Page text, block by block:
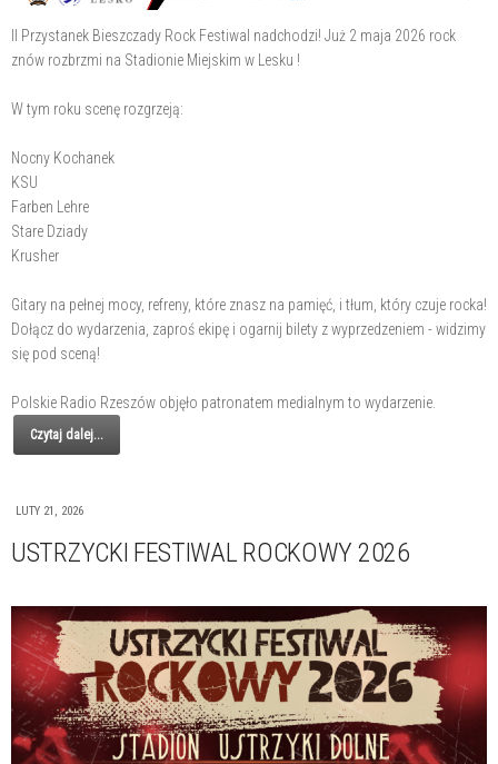
II Przystanek Bieszczady Rock Festiwal nadchodzi! Już 2 maja 2026 rock
znów rozbrzmi na Stadionie Miejskim w Lesku !
W tym roku scenę rozgrzeją:
Nocny Kochanek
KSU
Farben Lehre
Stare Dziady
Krusher
Gitary na pełnej mocy, refreny, które znasz na pamięć, i tłum, który czuje rocka!
Dołącz do wydarzenia, zaproś ekipę i ogarnij bilety z wyprzedzeniem - widzimy
się pod sceną!
Polskie Radio Rzeszów objęło patronatem medialnym to wydarzenie.
Czytaj dalej...
LUTY 21, 2026
USTRZYCKI FESTIWAL ROCKOWY 2026